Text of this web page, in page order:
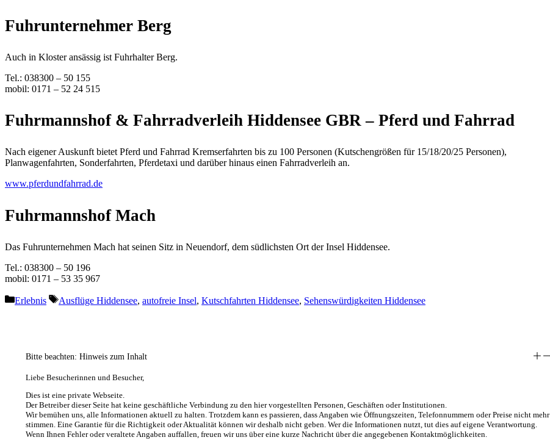
Fuhrunternehmer Berg
Auch in Kloster ansässig ist Fuhrhalter Berg.
Tel.: 038300 – 50 155
mobil: 0171 – 52 24 515
Fuhrmannshof & Fahrradverleih Hiddensee GBR – Pferd und Fahrrad
Nach eigener Auskunft bietet Pferd und Fahrrad Kremserfahrten bis zu 100 Personen (Kutschengrößen für 15/18/20/25 Personen),
Planwagenfahrten, Sonderfahrten, Pferdetaxi und darüber hinaus einen Fahrradverleih an.
www.pferdundfahrrad.de
Fuhrmannshof Mach
Das Fuhrunternehmen Mach hat seinen Sitz in Neuendorf, dem südlichsten Ort der Insel Hiddensee.
Tel.: 038300 – 50 196
mobil: 0171 – 53 35 967
Kategorien
Erlebnis Schlagwörter
Ausflüge Hiddensee, autofreie Insel, Kutschfahrten Hiddensee, Sehenswürdigkeiten Hiddensee
Bitte beachten: Hinweis zum Inhalt
Liebe Besucherinnen und Besucher,
Dies ist eine private Webseite.
Der Betreiber dieser Seite hat keine geschäftliche Verbindung zu den hier vorgestellten Personen, Geschäften oder Institutionen.
Wir bemühen uns, alle Informationen aktuell zu halten. Trotzdem kann es passieren, dass Angaben wie Öffnungszeiten, Telefonnummern oder Preise nicht mehr
stimmen. Eine Garantie für die Richtigkeit oder Aktualität können wir deshalb nicht geben. Wer die Informationen nutzt, tut dies auf eigene Verantwortung.
Wenn Ihnen Fehler oder veraltete Angaben auffallen, freuen wir uns über eine kurze Nachricht über die angegebenen Kontaktmöglichkeiten.